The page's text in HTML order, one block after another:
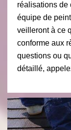
réalisations de
équipe de
veilleront à ce
conforme aux
questions ou
détaillé,